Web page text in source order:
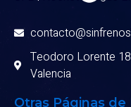
Teodoro Lorente
Valencia
Otras Páginas